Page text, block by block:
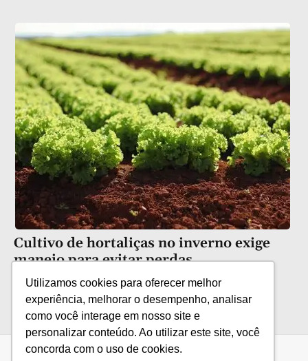
Utilizamos cookies para oferecer melhor
experiência, melhorar o desempenho, analisar
como você interage em nosso site e
personalizar conteúdo. Ao utilizar este site, você
concorda com o uso de cookies.
Cultivo de hortaliças no inverno exige
manejo para evitar perdas